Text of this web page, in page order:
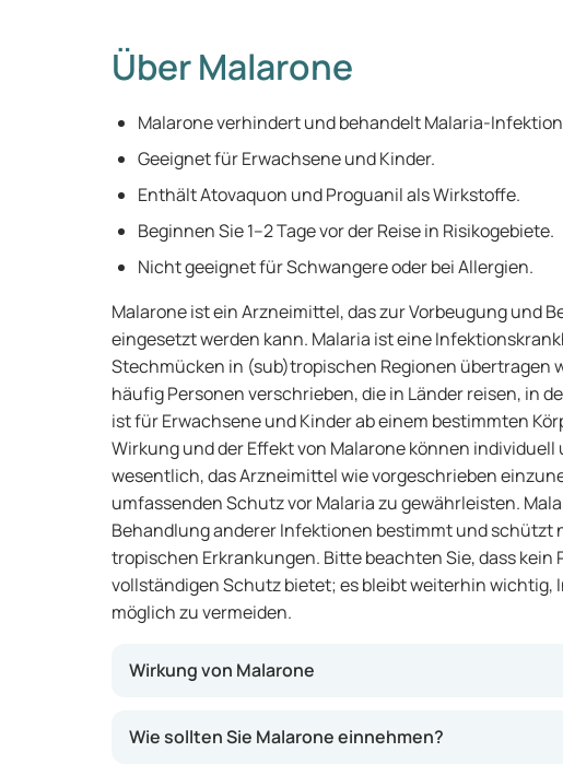
Über Malarone
Malarone verhindert und behandelt Malaria-
Geeignet für Erwachsene und Kinder.
Enthält Atovaquon und Proguanil als Wirkstoffe.
Beginnen Sie 1–2 Tage vor der Reise in Risikogebiete.
Nicht geeignet für Schwangere oder bei Allergien.
Malarone ist ein Arzneimittel, das zur Vorbeugung und
eingesetzt werden kann. Malaria ist eine
Stechmücken in (sub)tropischen Regionen übertragen
häufig Personen verschrieben, die in Länder reisen, in
ist für Erwachsene und Kinder ab einem bestimmten
Wirkung und der Effekt von Malarone können
wesentlich, das Arzneimittel wie vorgeschrieben
umfassenden Schutz vor Malaria zu gewährleisten.
Behandlung anderer Infektionen bestimmt und schützt
tropischen Erkrankungen. Bitte beachten Sie, dass kein
vollständigen Schutz bietet; es bleibt weiterhin wichtig,
möglich zu vermeiden.
Wirkung von Malarone
Gemeinsam können sie das Wachstum des Malaria-
Wie sollten Sie Malarone einnehmen?